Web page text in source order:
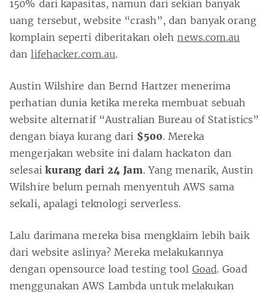
150% dari kapasitas, namun dari sekian banyak
uang tersebut, website “crash”, dan banyak orang
komplain seperti diberitakan olehnews.com.au
danlifehacker.com.au.
Austin Wilshire dan Bernd Hartzer menerima
perhatian dunia ketika mereka membuat sebuah
website alternatif “Australian Bureau of Statistics”
dengan biaya kurang dari $500. Mereka
mengerjakan website ini dalam hackaton dan
selesai kurang dari 24 Jam. Yang menarik, Austin
Wilshire belum pernah menyentuh AWS sama
sekali, apalagi teknologi serverless.
Lalu darimana mereka bisa mengklaim lebih baik
dari website aslinya? Mereka melakukannya
dengan opensource load testing tool Goad. Goad
menggunakan AWS Lambda untuk melakukan